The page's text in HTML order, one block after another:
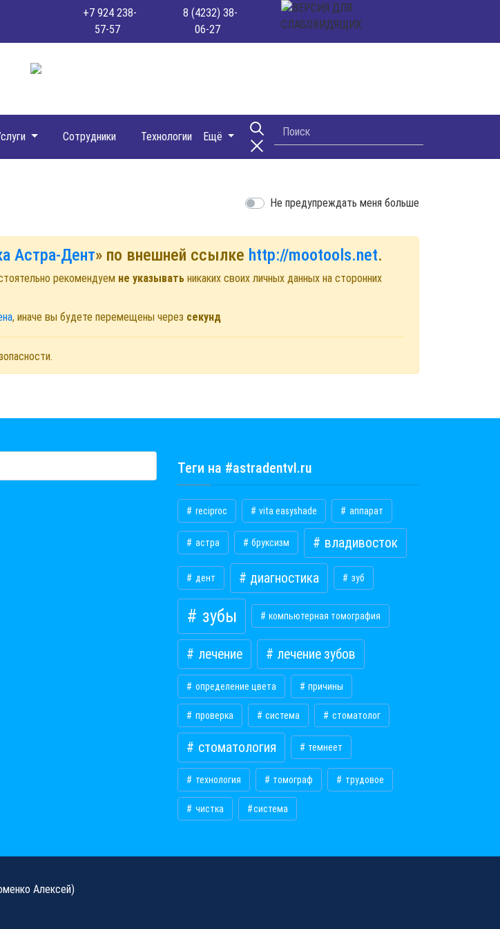
+7 924 238-
57-57
8 (4232) 38-
06-27
Сотрудники Технологии Ещё
Не предупреждать меня больше
Астра-Дент» по внешней ссылке http://mootools.net.
рекомендуем не указывать никаких своих личных данных на сторонних
, иначе вы будете перемещены через секунд
Теги на #astradentvl.ru
reciproc vita easyshade аппарат
астра бруксизм владивосток
дент диагностика зуб
зубы компьютерная томография
лечение лечение зубов
определение цвета причины
проверка система стоматолог
стоматология темнеет
технология томограф трудовое
чистка ​система
Алексей)